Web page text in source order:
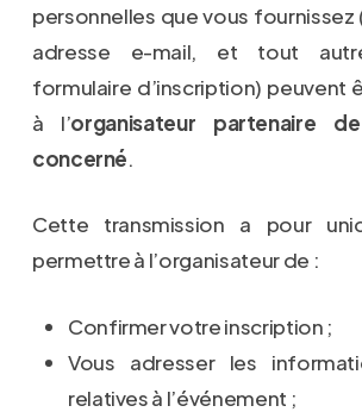
personnelles que vous fournissez
adresse e-mail, et tout
formulaire d’inscription) peuvent
à l’organisateur partenaire
concerné.
Cette transmission a pour
permettre à l’organisateur de :
Confirmer votre inscription ;
Vous adresser les
relatives à l’événement ;